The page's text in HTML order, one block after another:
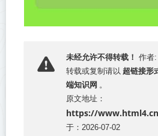
未经允许不得转载！ 作者:
转载或复制请以 超链接形
端知识网 。
原文地址：
https://
于：2026-07-02